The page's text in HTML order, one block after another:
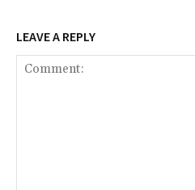
LEAVE A REPLY